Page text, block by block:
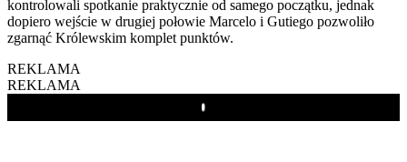
kontrolowali spotkanie praktycznie od samego początku, jednak
dopiero wejście w drugiej połowie Marcelo i Gutiego pozwoliło
zgarnąć Królewskim komplet punktów.
REKLAMA
REKLAMA
Play